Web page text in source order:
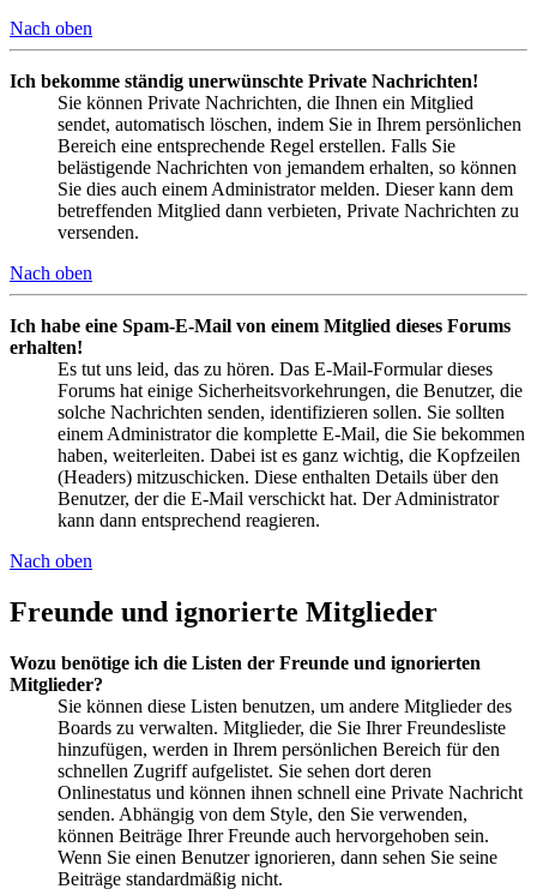
Nach oben
Ich bekomme ständig unerwünschte Private Nachrichten!
Sie können Private Nachrichten, die Ihnen ein Mitglied
sendet, automatisch löschen, indem Sie in Ihrem persönlichen
Bereich eine entsprechende Regel erstellen. Falls Sie
belästigende Nachrichten von jemandem erhalten, so können
Sie dies auch einem Administrator melden. Dieser kann dem
betreffenden Mitglied dann verbieten, Private Nachrichten zu
versenden.
Nach oben
Ich habe eine Spam-E-Mail von einem Mitglied dieses Forums
erhalten!
Es tut uns leid, das zu hören. Das E-Mail-Formular dieses
Forums hat einige Sicherheitsvorkehrungen, die Benutzer, die
solche Nachrichten senden, identifizieren sollen. Sie sollten
einem Administrator die komplette E-Mail, die Sie bekommen
haben, weiterleiten. Dabei ist es ganz wichtig, die Kopfzeilen
(Headers) mitzuschicken. Diese enthalten Details über den
Benutzer, der die E-Mail verschickt hat. Der Administrator
kann dann entsprechend reagieren.
Nach oben
Freunde und ignorierte Mitglieder
Wozu benötige ich die Listen der Freunde und ignorierten
Mitglieder?
Sie können diese Listen benutzen, um andere Mitglieder des
Boards zu verwalten. Mitglieder, die Sie Ihrer Freundesliste
hinzufügen, werden in Ihrem persönlichen Bereich für den
schnellen Zugriff aufgelistet. Sie sehen dort deren
Onlinestatus und können ihnen schnell eine Private Nachricht
senden. Abhängig von dem Style, den Sie verwenden,
können Beiträge Ihrer Freunde auch hervorgehoben sein.
Wenn Sie einen Benutzer ignorieren, dann sehen Sie seine
Beiträge standardmäßig nicht.